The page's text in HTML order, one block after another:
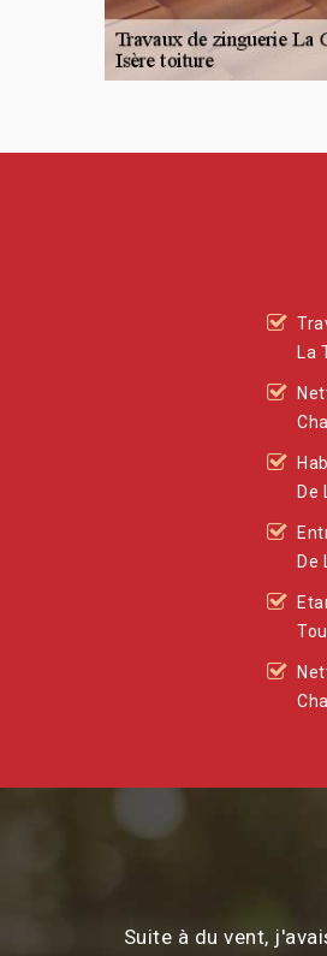
De
De
Suite à du vent,